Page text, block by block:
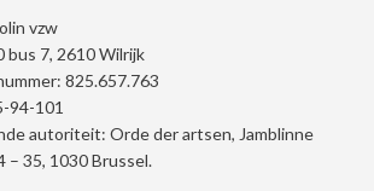
vzw
bus 7, 2610 Wilrijk
825.657.763
94-101
autoriteit: Orde der artsen, Jamblinne
– 35, 1030 Brussel.